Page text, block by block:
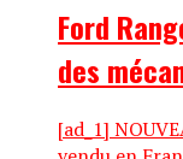
Ford
des
[ad_1]